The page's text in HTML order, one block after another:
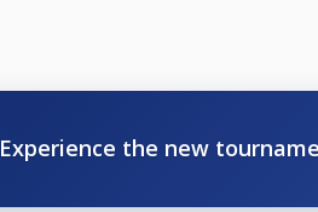
Experience the new